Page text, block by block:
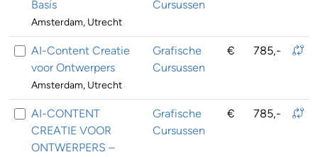
Basis
Cursussen
Amsterdam, Utrecht
AI-Content Creatie
voor Ontwerpers
Grafische
Cursussen
€ 785,-
Amsterdam, Utrecht
AI-CONTENT
CREATIE VOOR
ONTWERPERS –
Grafische
Cursussen
€ 785,-